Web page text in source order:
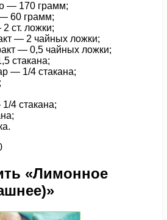
— 170 грамм;
60 грамм;
ст. ложки;
— 2 чайных ложки;
— 0,5 чайных ложки;
стакана;
— 1/4 стакана;
4 стакана;
«Лимонное